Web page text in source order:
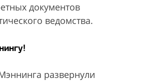
документов
ведомства.
развернули